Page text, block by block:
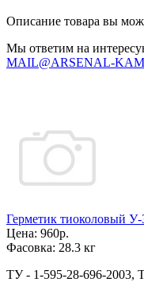
Описание товара вы
Мы ответим на
MAIL@ARSENAL-
Герметик тиоколовый
Цена: 960р.
Фасовка: 28.3 кг
ТУ - 1-595-28-696-2003,